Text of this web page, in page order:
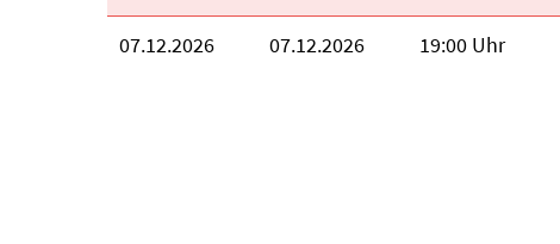
Beginn:
07.12.2026 Ende:
07.12.2026 Uhrzeit:
19:00 Uhr